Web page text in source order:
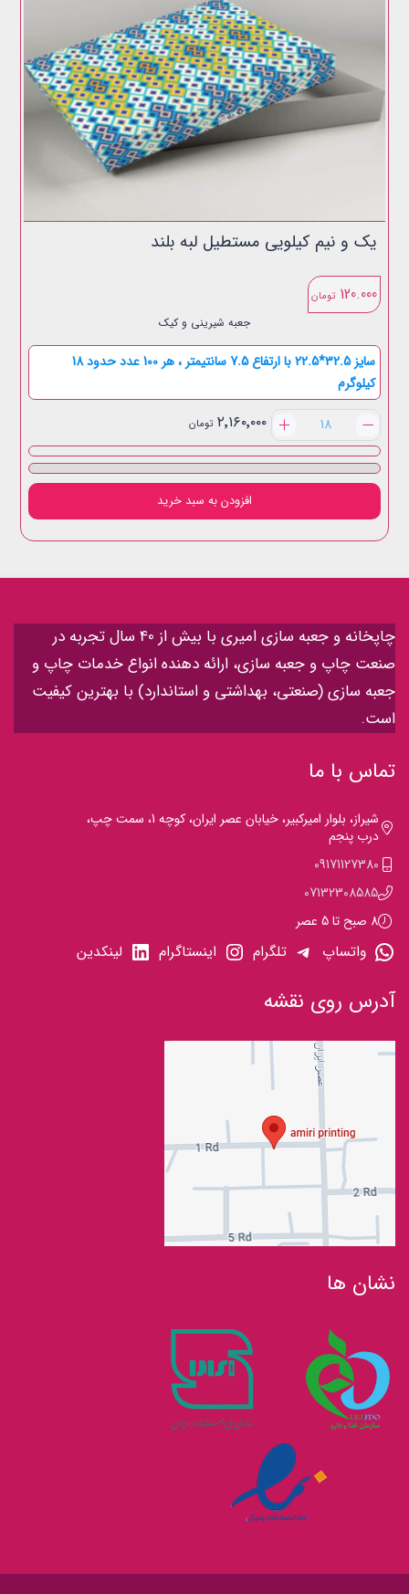
یک و نیم کیلویی مستطیل لبه بلند
120.000 تومان
جعبه شیرینی و کیک
سایز 32.5*22.5 با ارتفاع 7.5 سانتیمتر ، هر 100 عدد حدود 18
کیلوگرم
یک
و
نیم
کیلویی
مستطیل
بلند
عدد
۲٬۱۶۰٬۰۰۰ تومان
افزودن به سبد خرید
چاپخانه و جعبه سازی امیری با بیش از 40 سال تجربه در
صنعت چاپ و جعبه سازی، ارائه دهنده انواع خدمات چاپ و
جعبه سازی (صنعتی، بهداشتی و استاندارد) با بهترین کیفیت
است.
تماس با ما
شیراز، بلوار امیرکبیر، خیابان عصر ایران، کوچه 1، سمت چپ،
درب پنجم
09171127380
07132308585
8 صبح تا 5 عصر
واتساپ تلگرام اینستاگرام لینکدین
آدرس روی نقشه
نشان ها